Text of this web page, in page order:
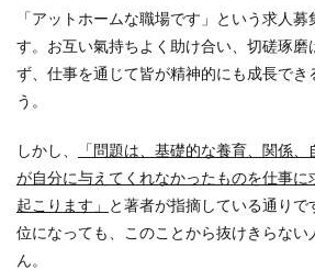
「アットホームな職場です」という求人募
す。お互い氣持ちよく助け合い、切磋琢磨
ず、仕事を通じて皆が精神的にも成長でき
う。
しかし、
「問題は、基礎的な養育、関係
が自分に与えてくれなかったものを仕事に
起こります」 と著者が指摘している通り
位になっても、このことから抜けきらない
ん。